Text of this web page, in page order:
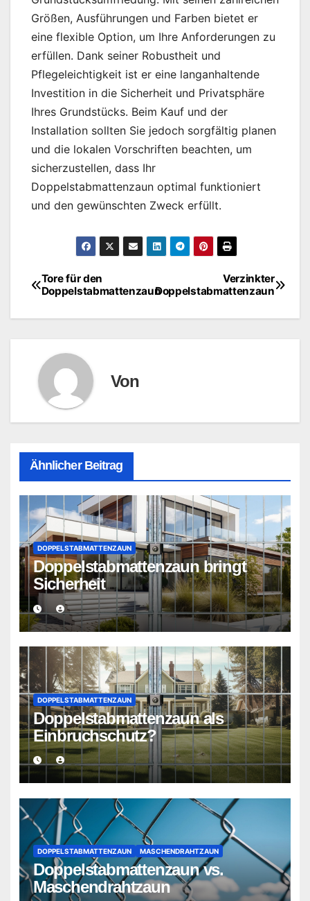
Größen, Ausführungen und Farben bietet er
eine flexible Option, um Ihre Anforderungen zu
erfüllen. Dank seiner Robustheit und
Pflegeleichtigkeit ist er eine langanhaltende
Investition in die Sicherheit und Privatsphäre
Ihres Grundstücks. Beim Kauf und der
Installation sollten Sie jedoch sorgfältig planen
und die lokalen Vorschriften beachten, um
sicherzustellen, dass Ihr
Doppelstabmattenzaun optimal funktioniert
und den gewünschten Zweck erfüllt.
Beitragsnavigation
Verzinkter
Doppelstabmattenzaun
Tore für den
Doppelstabmattenzaun
Von
Ähnlicher Beitrag
DOPPELSTABMATTENZAUN
Doppelstabmattenzaun bringt
Sicherheit
DOPPELSTABMATTENZAUN
Doppelstabmattenzaun als
Einbruchschutz?
DOPPELSTABMATTENZAUN MASCHENDRAHTZAUN
Doppelstabmattenzaun vs.
Maschendrahtzaun